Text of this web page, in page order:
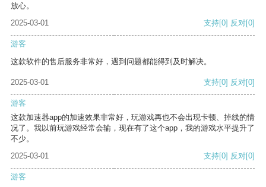
放心。
2025-03-01
支持[0] 反对[0]
游客
这款软件的售后服务非常好，遇到问题都能得到及时解决。
2025-03-01 支持[0] 反对[0]
游客
这款加速器app的加速效果非常好，玩游戏再也不会出现卡顿、掉线的情
况了。我以前玩游戏经常会输，现在有了这个app，我的游戏水平提升了
不少。
2025-03-01
支持[0] 反对[0]
游客